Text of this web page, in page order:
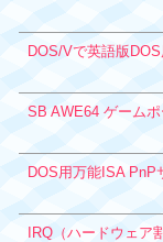
DOS/Vで英語版
SB AWE64 ゲーム
DOS用万能ISA PnP
IRQ（ハードウェア